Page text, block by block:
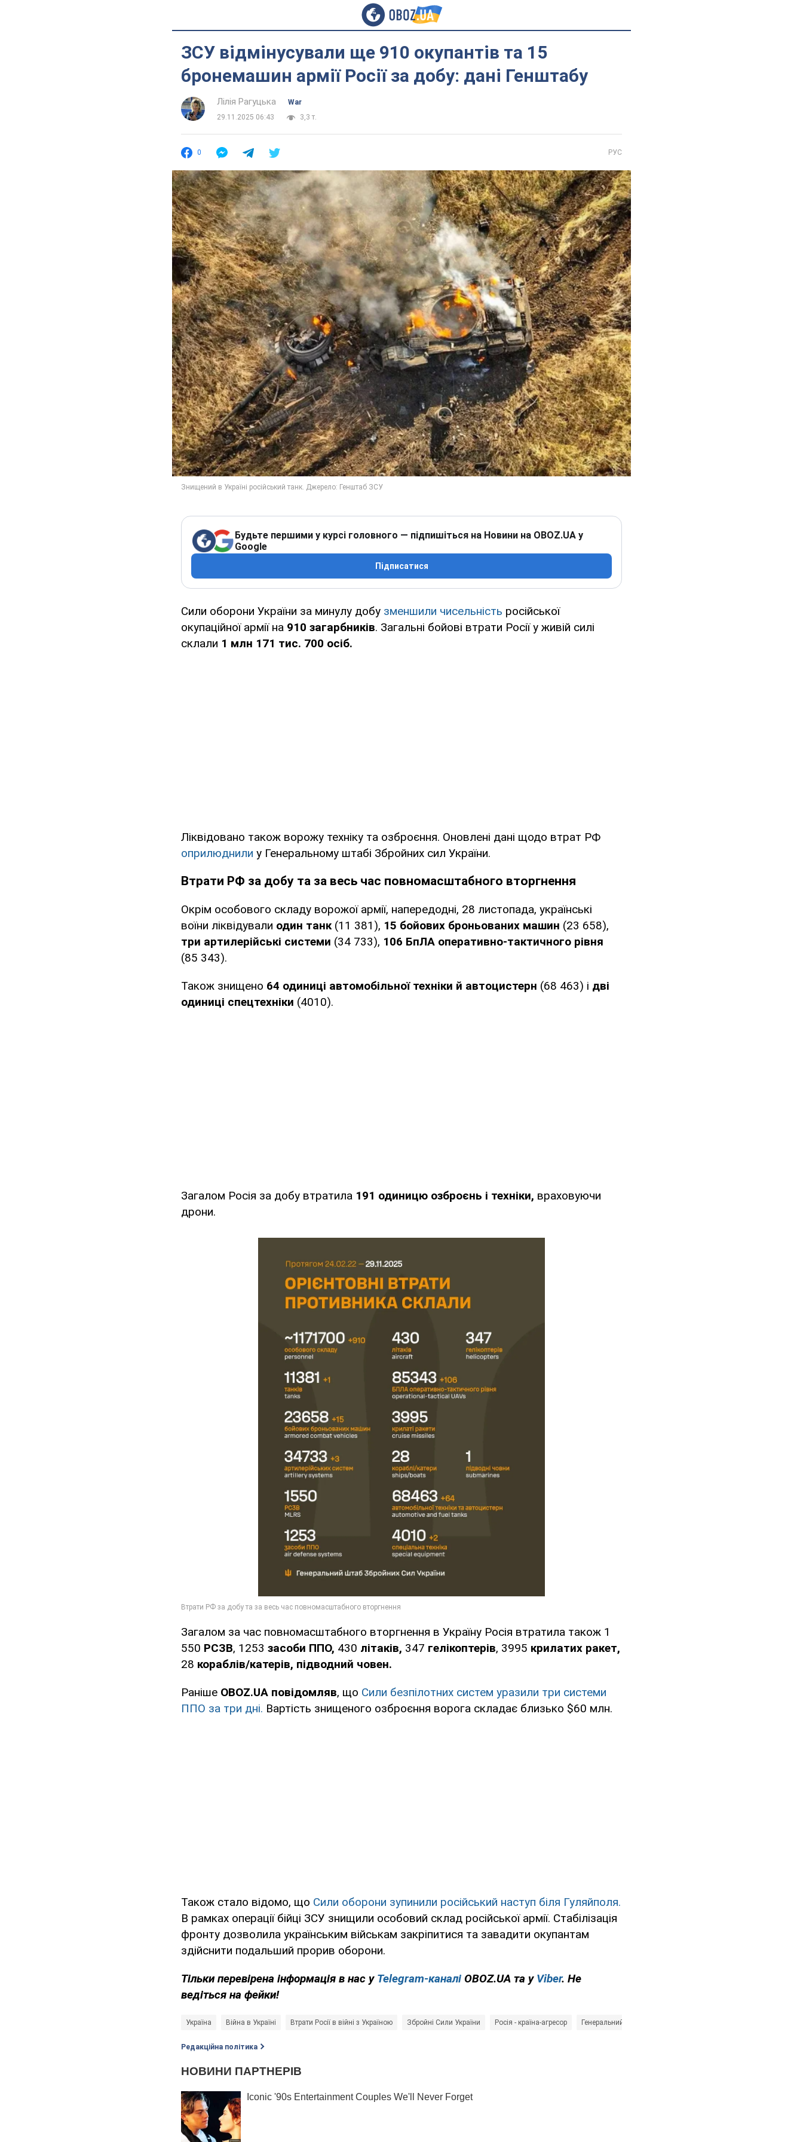
ЗСУ відмінусували ще 910 окупантів та 15
бронемашин армії Росії за добу: дані Генштабу
Лілія Рагуцька
War
29.11.2025 06:43
3,3 т.
0 РУС
Будьте першими у курсі головного — підпишіться на Новини на OBOZ.UA у
Google
Підписатися
Сили оборони України за минулу добу зменшили чисельність російської
окупаційної армії на 910 загарбників. Загальні бойові втрати Росії у живій силі
склали 1 млн 171 тис. 700 осіб.
Ліквідовано також ворожу техніку та озброєння. Оновлені дані щодо втрат РФ
оприлюднили у Генеральному штабі Збройних сил України.
Втрати РФ за добу та за весь час повномасштабного вторгнення
Окрім особового складу ворожої армії, напередодні, 28 листопада, українські
воїни ліквідували один танк (11 381), 15 бойових броньованих машин (23 658),
три артилерійські системи (34 733), 106 БпЛА оперативно-тактичного рівня
(85 343).
Також знищено 64 одиниці автомобільної техніки й автоцистерн (68 463) і дві
одиниці спецтехніки (4010).
Загалом Росія за добу втратила 191 одиницю озброєнь і техніки, враховуючи
дрони.
Загалом за час повномасштабного вторгнення в Україну Росія втратила також 1
550 РСЗВ, 1253 засоби ППО, 430 літаків, 347 гелікоптерів, 3995 крилатих ракет,
28 кораблів/катерів, підводний човен.
Раніше OBOZ.UA повідомляв, що Сили безпілотних систем уразили три системи
ППО за три дні. Вартість знищеного озброєння ворога складає близько $60 млн.
Також стало відомо, що Сили оборони зупинили російський наступ біля Гуляйполя.
В рамках операції бійці ЗСУ знищили особовий склад російської армії. Стабілізація
фронту дозволила українським військам закріпитися та завадити окупантам
здійснити подальший прорив оборони.
Тільки перевірена інформація в нас у Telegram-каналі OBOZ.UA та у Viber. Не
ведіться на фейки!
Україна Війна в Україні Втрати Росії в війні з Україною Збройні Сили України Росія - країна-агресор Генеральний штаб ЗСУ
Редакційна політика